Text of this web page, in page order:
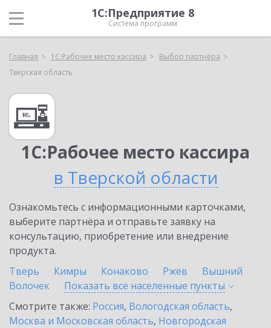
1С:Предприятие 8
Система программ
Главная 1С:Рабочее место кассира
Выбор партнёра
Тверская область
1С:Рабочее место кассира
в Тверской области
Ознакомьтесь с информационными карточками,
выберите партнёра и отправьте заявку на
консультацию, приобретение или внедрение
продукта.
Тверь
Кимры Конаково Ржев
Вышний
Волочек
Показать все населенные пункты
Смотрите также: Россия, Вологодская область,
Москва и Московская область, Новгородская